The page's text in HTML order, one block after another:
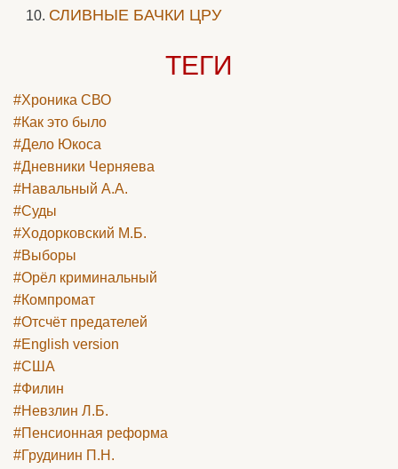
СЛИВНЫЕ БАЧКИ ЦРУ
ТЕГИ
#Хроника СВО
#Как это было
#Дело Юкоса
#Дневники Черняева
#Навальный А.А.
#Суды
#Ходорковский М.Б.
#Выборы
#Орёл криминальный
#Компромат
#Отсчёт предателей
#English version
#США
#Филин
#Невзлин Л.Б.
#Пенсионная реформа
#Грудинин П.Н.